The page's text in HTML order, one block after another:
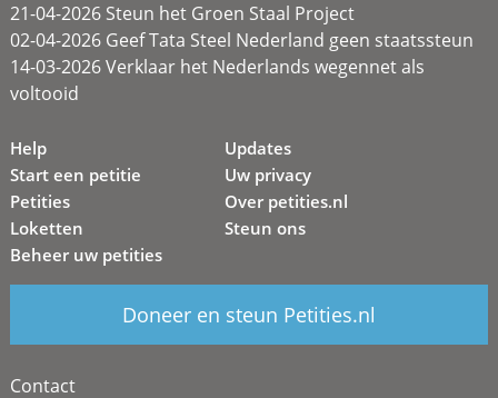
21-04-2026 Steun het Groen Staal Project
02-04-2026 Geef Tata Steel Nederland geen staatssteun
14-03-2026 Verklaar het Nederlands wegennet als
voltooid
Help
Start een petitie
Petities
Loketten
Beheer uw petities
Updates
Uw privacy
Over petities.nl
Steun ons
Doneer en steun Petities.nl
Contact